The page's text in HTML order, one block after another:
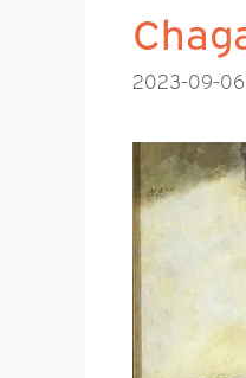
2023-09-06